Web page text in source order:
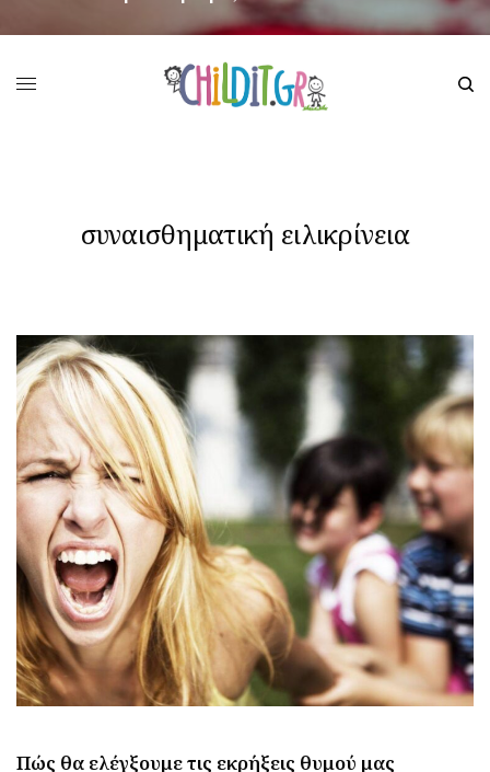
συναισθηματική ειλικρίνεια
Πώς θα ελέγξουμε τις εκρήξεις θυμού μας